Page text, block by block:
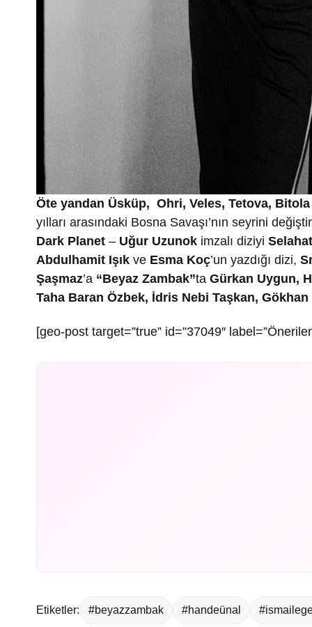
Öte yandan Üsküp, Ohri, Veles, Tetova,
yılları arasındaki Bosna Savaşı’nın seyrini
Dark Planet – Uğur Uzunok imzalı diziyi
Abdulhamit Işık ve Esma Koç’un yazdığı dizi,
Şaşmaz’a “Beyaz Zambak”ta Gürkan Uygun,
Taha Baran Özbek, İdris Nebi Taşkan,
[geo-post target=”true” id=”37049″
Etiketler: #beyazzambak #handeünal